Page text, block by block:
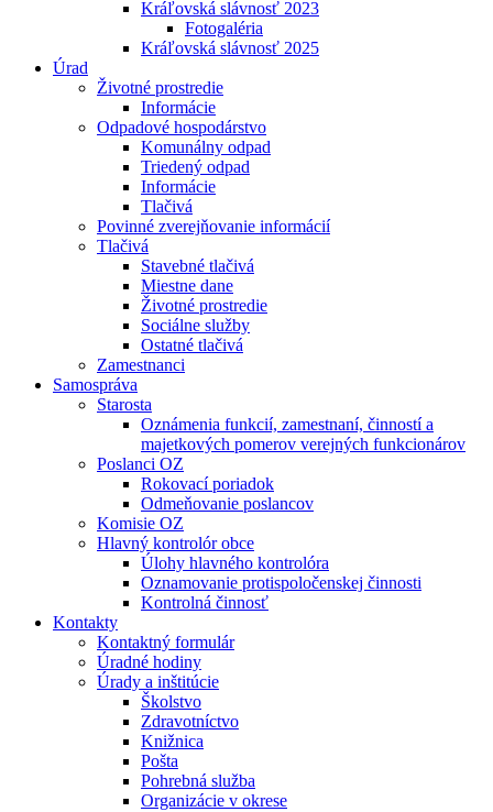
Kráľovská slávnosť 2023
Fotogaléria
Kráľovská slávnosť 2025
Úrad
Životné prostredie
Informácie
Odpadové hospodárstvo
Komunálny odpad
Triedený odpad
Informácie
Tlačivá
Povinné zverejňovanie informácií
Tlačivá
Stavebné tlačivá
Miestne dane
Životné prostredie
Sociálne služby
Ostatné tlačivá
Zamestnanci
Samospráva
Starosta
Oznámenia funkcií, zamestnaní, činností a
majetkových pomerov verejných funkcionárov
Poslanci OZ
Rokovací poriadok
Odmeňovanie poslancov
Komisie OZ
Hlavný kontrolór obce
Úlohy hlavného kontrolóra
Oznamovanie protispoločenskej činnosti
Kontrolná činnosť
Kontakty
Kontaktný formulár
Úradné hodiny
Úrady a inštitúcie
Školstvo
Zdravotníctvo
Knižnica
Pošta
Pohrebná služba
Organizácie v okrese